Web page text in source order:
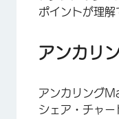
ポイントが理解
アンカリ
アンカリング
シェア・チャ